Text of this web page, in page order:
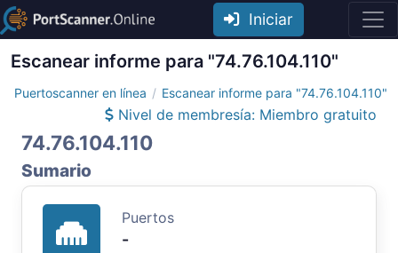
Iniciar
Escanear informe para "74.76.104.110"
Puertoscanner en línea Escanear informe para "74.76.104.110"
Nivel de membresía: Miembro gratuito
74.76.104.110
Sumario
Puertos
-